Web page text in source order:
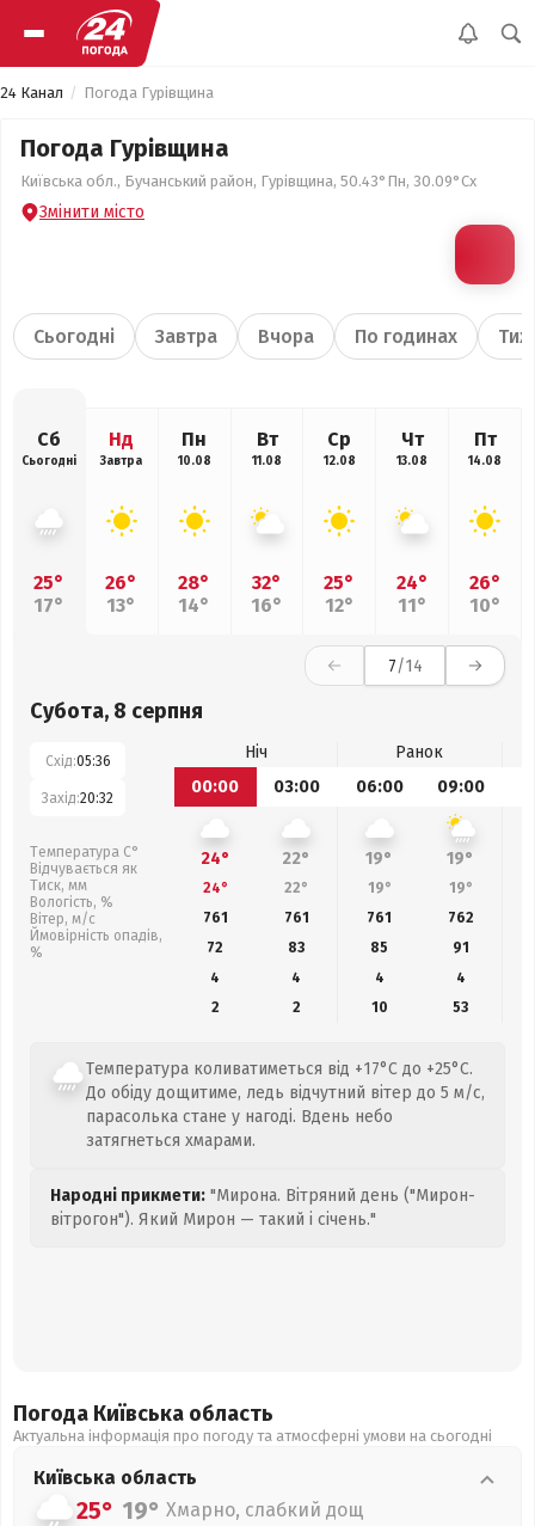
24 Канал Погода Гурівщина
Погода Гурівщина
Київська обл., Бучанський район, Гурівщина, 50.43°Пн, 30.09°Сх
Змінити місто
Сьогодні Завтра Вчора По годинах
Сб
Сьогодні
25°
17°
Нд
Завтра
26°
13°
Пн
10.08
28°
14°
Вт
11.08
32°
16°
Ср
12.08
25°
12°
Чт
13.08
24°
11°
Пт
14.08
26°
10°
7/14
Субота, 8 серпня
Схід:05:36
Захід:20:32
Температура С°
Відчувається як
Тиск, мм
Вологість, %
Вітер, м/с
Ймовірність опадів,
%
Ніч
Ранок
00:00
03:00 06:00 09:00
24° 22° 19° 19°
24° 22° 19° 19°
761
761 761 762
72
83 85 91
4
4 4
4
2
2 10 53
Температура коливатиметься від +17°C до +25°C.
До обіду дощитиме, ледь відчутний вітер до 5 м/с,
парасолька стане у нагоді. Вдень небо
затягнеться хмарами.
Народні прикмети: "Мирона. Вітряний день ("Мирон-
вітрогон"). Який Мирон — такий і січень."
Погода Київська область
Актуальна інформація про погоду та атмосферні умови на сьогодні
Київська область
25° 19° Хмарно, слабкий дощ